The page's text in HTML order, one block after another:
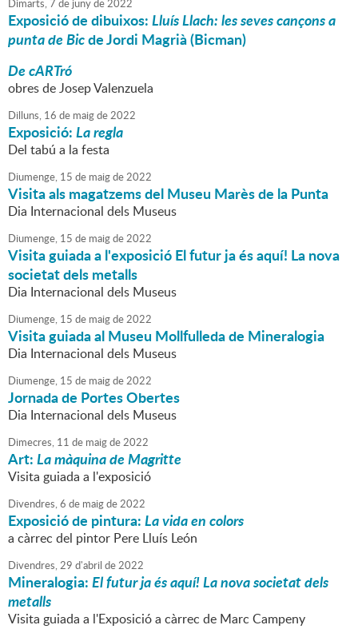
Dimarts,7 de junyde2022
Exposició de dibuixos:Lluís Llach: les seves cançons a
punta de Bicde Jordi Magrià (Bicman)
De cARTró
obres de Josep Valenzuela
Dilluns, 16 de maigde2022
Exposició:La regla
Del tabú a la festa
Diumenge, 15 de maigde2022
Visita als magatzems del Museu Marès de la Punta
Dia Internacional dels Museus
Diumenge, 15 de maigde2022
Visita guiada a l'exposició El futur ja és aquí! La nova
societat dels metalls
Dia Internacional dels Museus
Diumenge, 15 de maigde2022
Visita guiada al Museu Mollfulleda de Mineralogia
Dia Internacional dels Museus
Diumenge, 15 de maigde2022
Jornada de Portes Obertes
Dia Internacional dels Museus
Dimecres, 11 de maigde2022
Art:La màquina de Magritte
Visita guiada a l'exposició
Divendres,6 de maigde2022
Exposició de pintura:La vida en colors
a càrrec del pintor Pere Lluís León
Divendres,29 d'abril de2022
Mineralogia:El futur ja és aquí! La nova societat dels
metalls
Visita guiada a l'Exposició a càrrec de Marc Campeny